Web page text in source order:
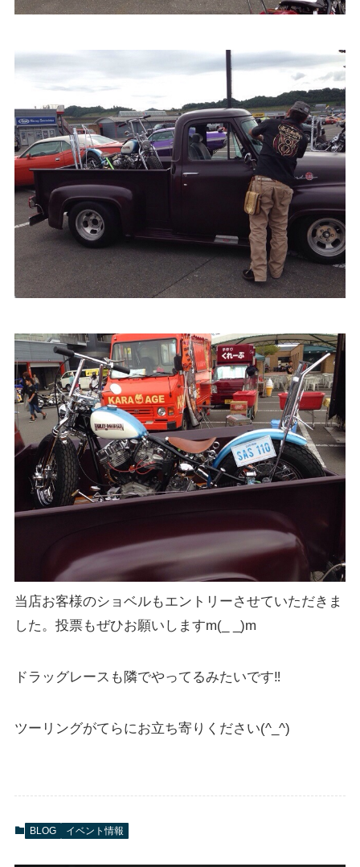
当店お客様のショベルもエントリーさせていただきま
した。投票もぜひお願いしますm(_ _)m
ドラッグレースも隣でやってるみたいです‼︎
ツーリングがてらにお立ち寄りください(^_^)
BLOG イベント情報